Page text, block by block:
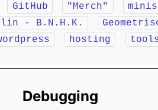
GitHub "Merch"
- B.N.H.K.
hosting
Debugging